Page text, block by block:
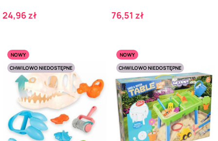
Cena
24,96 zł Cena
76,51 zł
NOWY
CHWILOWO NIEDOSTĘPNE
NOWY
CHWILOWO NIEDOSTĘPNE